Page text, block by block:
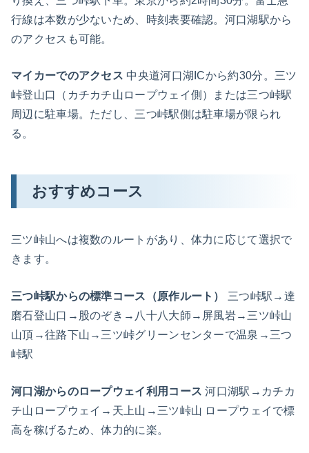
行線は本数が少ないため、時刻表要確認。河口湖駅から
のアクセスも可能。
マイカーでのアクセス 中央道河口湖ICから約30分。三ツ
峠登山口（カチカチ山ロープウェイ側）または三つ峠駅
周辺に駐車場。ただし、三つ峠駅側は駐車場が限られ
る。
おすすめコース
三ツ峠山へは複数のルートがあり、体力に応じて選択で
きます。
三つ峠駅からの標準コース（原作ルート）
三つ峠駅→達
磨石登山口→股のぞき→八十八大師→屏風岩→三ツ峠山
山頂→往路下山→三ツ峠グリーンセンターで温泉→三つ
峠駅
河口湖からのロープウェイ利用コース 河口湖駅→カチカ
チ山ロープウェイ→天上山→三ツ峠山 ロープウェイで標
高を稼げるため、体力的に楽。